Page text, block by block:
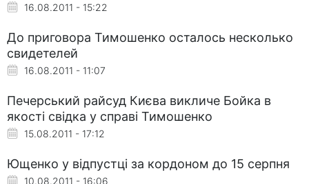
16.08.2011 - 15:22
До приговора Тимошенко осталось несколько
свидетелей
16.08.2011 - 11:07
Печерський райсуд Києва викличе Бойка в
якості свідка у справі Тимошенко
15.08.2011 - 17:12
Ющенко у відпустці за кордоном до 15 серпня
10.08.2011 - 16:06